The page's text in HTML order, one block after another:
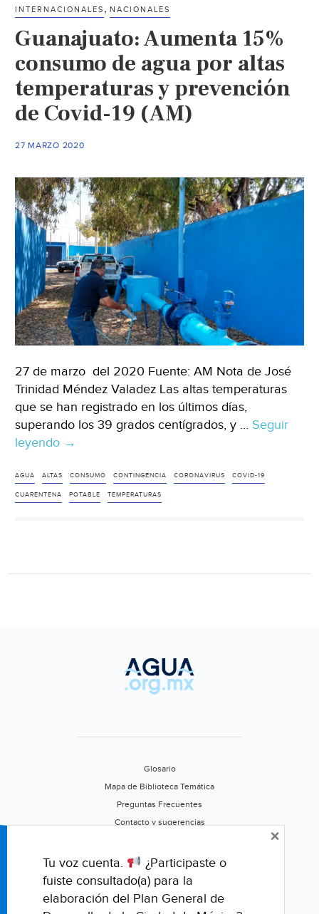
10%
el
consumo
de
agua
(Diario
de
Yucatán)
INTERNACIONALES ,NACIONALES
Guanajuato: Aumenta 15%
consumo de agua por altas
temperaturas y prevención
de Covid-19 (AM)
27 MARZO 2020
27 de marzo del 2020 Fuente: AM Nota de José
Trinidad Méndez Valadez Las altas temperaturas
que se han registrado en los últimos días,
superando los 39 grados centígrados, y … Seguir
leyendo Guanajuato:
15%
consumo
→
AGUA ALTAS CONSUMO CONTINGENCIA CORONAVIRUS COVID-19
CUARENTENA POTABLE TEMPERATURAS
Glosario
Mapa de Biblioteca Temática
Preguntas Frecuentes
Contacto y sugerencias
Califica este portal
Tu voz cuenta.
¿Participaste o
fuiste consultado(a) para la
elaboración del Plan General de
×